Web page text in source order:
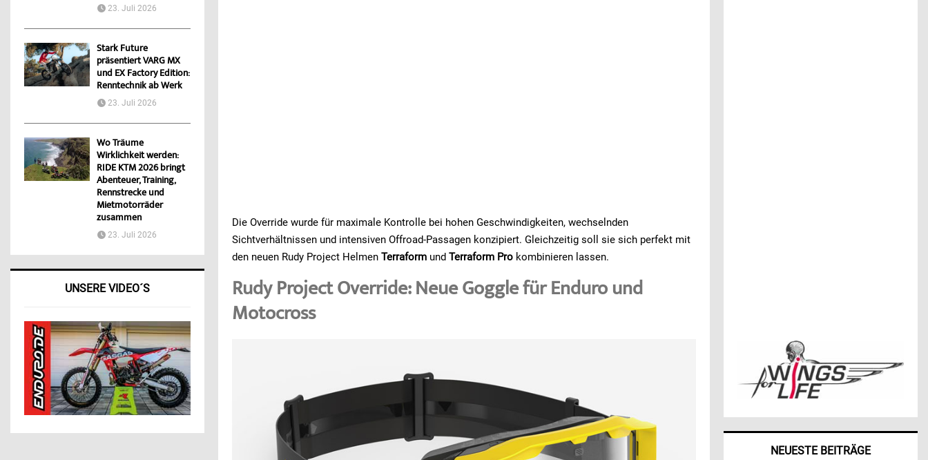
Die Override wurde für maximale Kontrolle bei hohen Geschwindigkeiten, wechselnden
Sichtverhältnissen und intensiven Offroad-Passagen konzipiert. Gleichzeitig soll sie sich perfekt mit
den neuen Rudy Project HelmenTerraform undTerraform Pro kombinieren lassen.
Rudy Project Override: Neue Goggle für Enduro und
Motocross
23. Juli 2026
Stark Future
präsentiert VARG MX
und EX Factory Edition:
Renntechnik ab Werk
23. Juli 2026
Wo Träume
Wirklichkeit werden:
RIDE KTM 2026 bringt
Abenteuer, Training,
Rennstrecke und
Mietmotorräder
zusammen
23. Juli 2026
UNSERE VIDEO´S
NEUESTE BEITRÄGE